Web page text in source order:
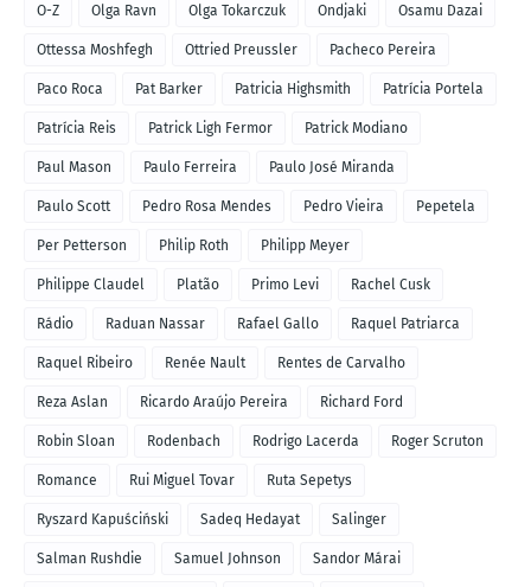
O-Z Olga Ravn Olga Tokarczuk Ondjaki Osamu Dazai
Ottessa Moshfegh Ottried Preussler Pacheco Pereira
Paco Roca Pat Barker Patricia Highsmith Patrícia Portela
Patrícia Reis Patrick Ligh Fermor Patrick Modiano
Paul Mason Paulo Ferreira Paulo José Miranda
Paulo Scott Pedro Rosa Mendes Pedro Vieira Pepetela
Per Petterson Philip Roth Philipp Meyer
Philippe Claudel Platão Primo Levi Rachel Cusk
Rádio Raduan Nassar Rafael Gallo Raquel Patriarca
Raquel Ribeiro Renée Nault Rentes de Carvalho
Reza Aslan Ricardo Araújo Pereira Richard Ford
Robin Sloan Rodenbach Rodrigo Lacerda Roger Scruton
Romance Rui Miguel Tovar Ruta Sepetys
Ryszard Kapuściński Sadeq Hedayat Salinger
Salman Rushdie Samuel Johnson Sandor Márai